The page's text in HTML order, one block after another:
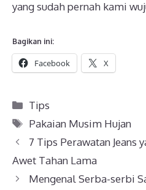
yang sudah pernah kami
Bagikan ini:
Facebook X
Kategori
Tips
Tag
Pakaian Musim Hujan
7 Tips Perawatan Jeans
Awet Tahan Lama
Mengenal Serba-serbi